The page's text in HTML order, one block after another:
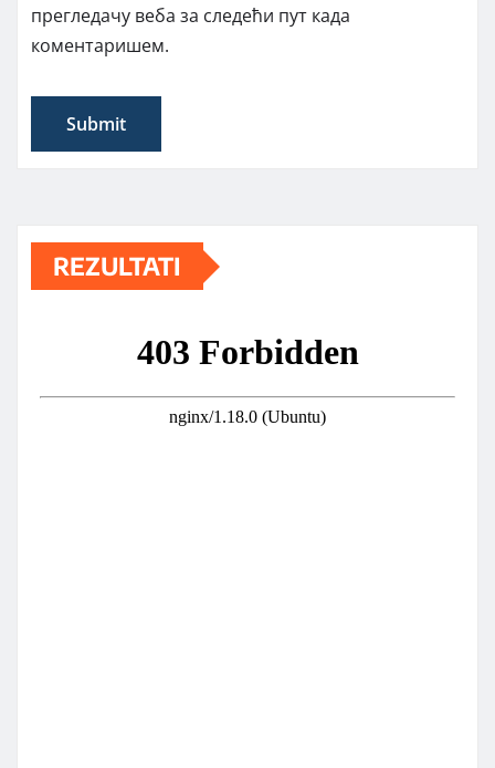
прегледачу веба за следећи пут када
коментаришем.
REZULTATI